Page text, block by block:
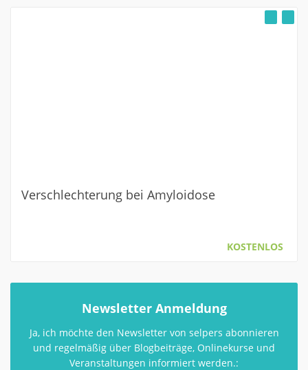
Verschlechterung bei Amyloidose
KOSTENLOS
Newsletter Anmeldung
Ja, ich möchte den Newsletter von selpers abonnieren
und regelmäßig über Blogbeiträge, Onlinekurse und
Veranstaltungen informiert werden.: